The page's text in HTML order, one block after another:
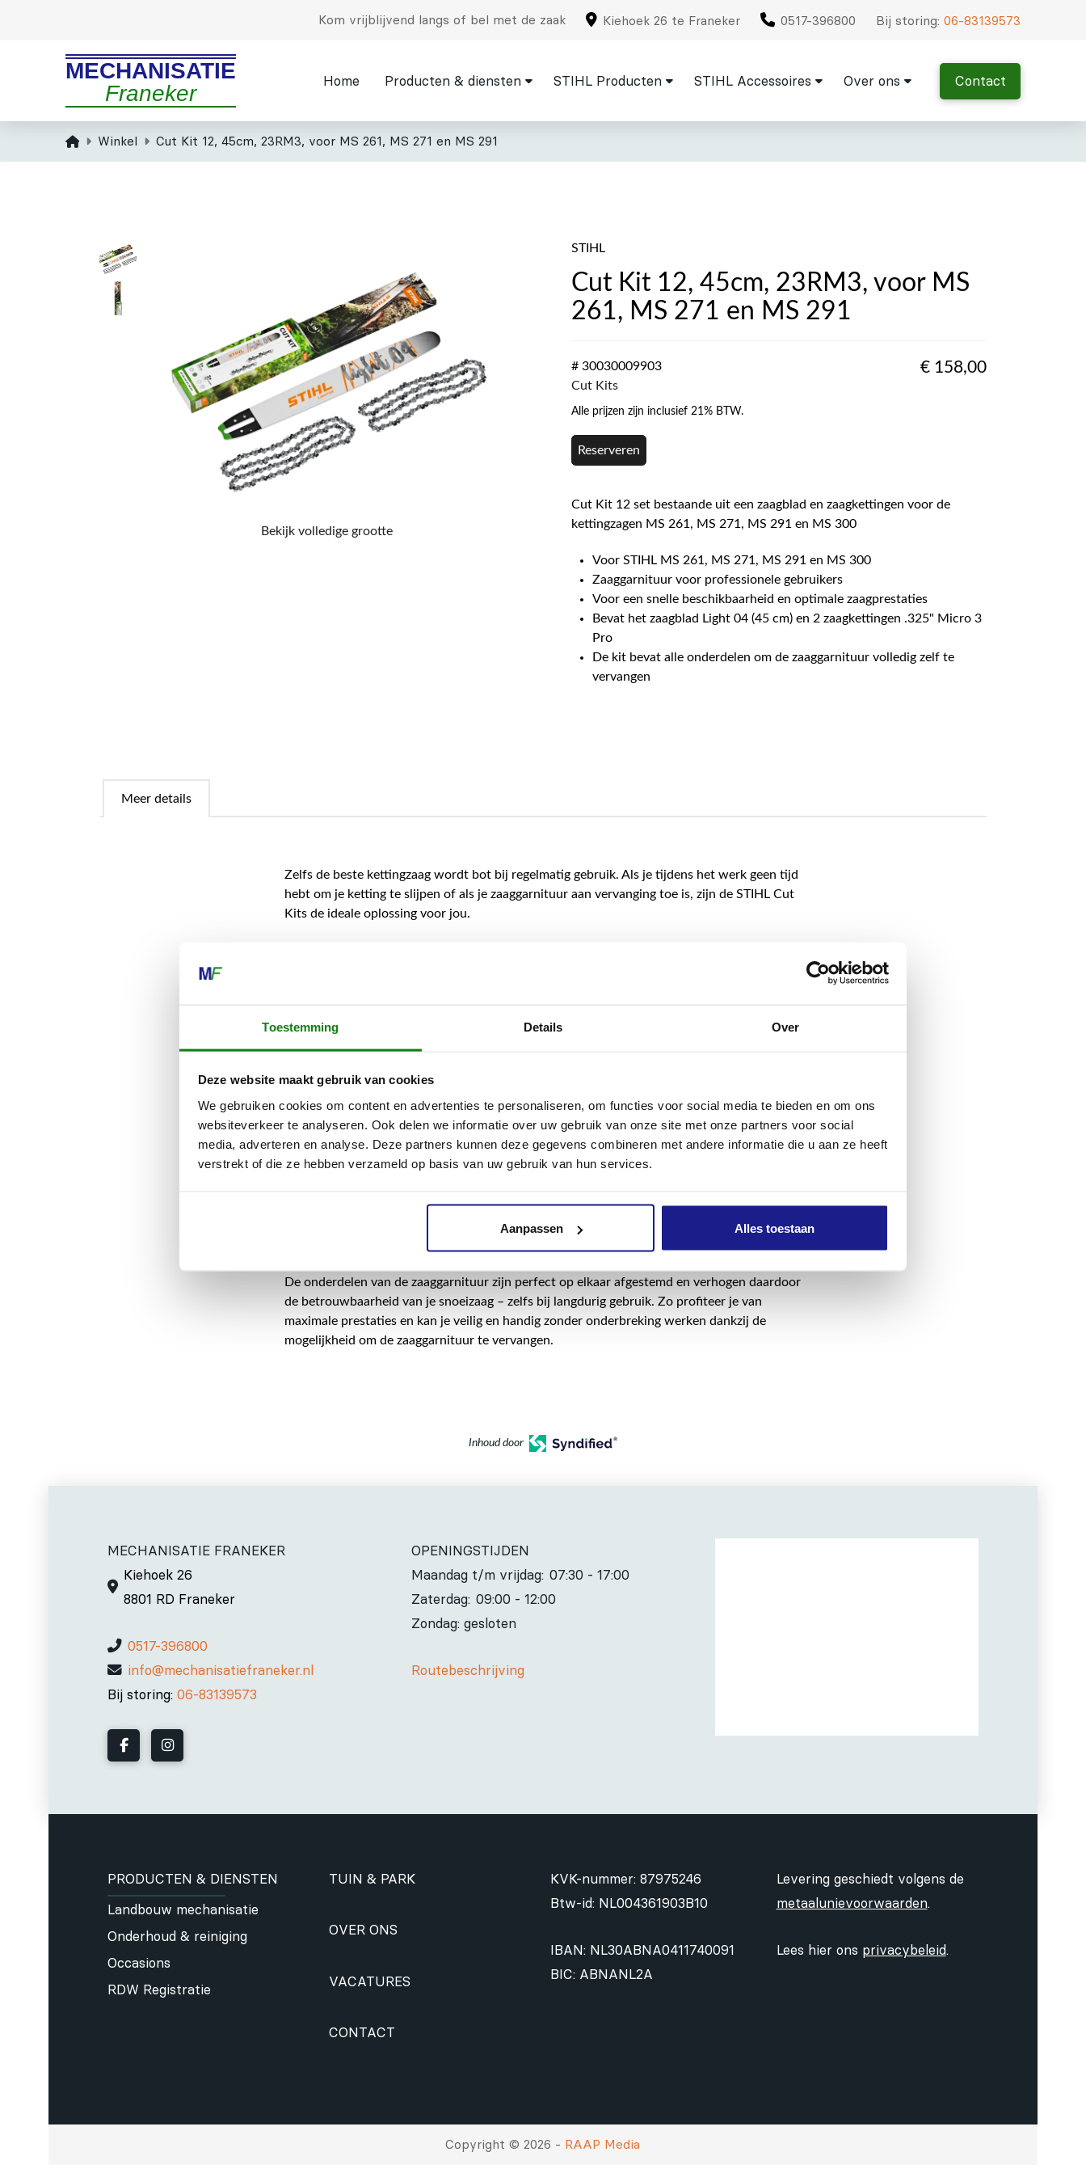
Toestemming Details Over
Deze website maakt gebruik van cookies
We gebruiken cookies om content en advertenties te personaliseren, om functies voor social media te bieden en om ons
websiteverkeer te analyseren. Ook delen we informatie over uw gebruik van onze site met onze partners voor social
media, adverteren en analyse. Deze partners kunnen deze gegevens combineren met andere informatie die u aan ze heeft
verstrekt of die ze hebben verzameld op basis van uw gebruik van hun services.
Aanpassen Alles toestaan
Kom vrijblijvend langs of bel met de zaak Kiehoek 26 te Franeker 0517-396800 Bij storing:06-83139573
MECHANISATIE
Franeker
Home Producten & diensten STIHL Producten STIHL Accessoires Over ons Contact
HomeWinkel Cut Kit 12, 45cm, 23RM3, voor MS 261, MS 271 en MS 291
Bekijk volledige grootte
STIHL
Cut Kit 12, 45cm, 23RM3, voor MS
261, MS 271 en MS 291
# 30030009903
Cut Kits
€ 158,00
Alle prijzen zijn inclusief 21% BTW.
Reserveren
Cut Kit 12 set bestaande uit een zaagblad en zaagkettingen voor de
kettingzagen MS 261, MS 271, MS 291 en MS 300
Voor STIHL MS 261, MS 271, MS 291 en MS 300
Zaaggarnituur voor professionele gebruikers
Voor een snelle beschikbaarheid en optimale zaagprestaties
Bevat het zaagblad Light 04 (45 cm) en 2 zaagkettingen .325" Micro 3
Pro
De kit bevat alle onderdelen om de zaaggarnituur volledig zelf te
vervangen
Meer details
Zelfs de beste kettingzaag wordt bot bij regelmatig gebruik. Als je tijdens het werk geen tijd
hebt om je ketting te slijpen of als je zaaggarnituur aan vervanging toe is, zijn de STIHL Cut
Kits de ideale oplossing voor jou.
QR-code op de verpakking van je Cut Kit.
onderdelen voor het vervangen van je zaaggarnituur:
Het ultradunne zaagblad STIHL Light 04 biedt je hoge steekprestaties. Het is gemakkelijk te
hanteren en versoepelt het gebruik van de kettingzaag. Dankzij zijn lage gewicht ontlast het
zaagblad je tijdens het werk met je kettingzaag en kan je snel vooruitgang boeken met taken
ketting met halve beitelbetanding biedt een hoge zaagkwaliteit en precieze zaagsneden met
de kettingzaag. Zo kan je gemakkelijk en veilig bomen of dikkere takken zagen met weinig
De onderdelen van de zaaggarnituur zijn perfect op elkaar afgestemd en verhogen daardoor
de betrouwbaarheid van je snoeizaag – zelfs bij langdurig gebruik. Zo profiteer je van
maximale prestaties en kan je veilig en handig zonder onderbreking werken dankzij de
mogelijkheid om de zaaggarnituur te vervangen.
Inhoud door
MECHANISATIE FRANEKER
Kiehoek 26
8801 RD Franeker
0517-396800
info@mechanisatiefraneker.nl
Bij storing:06-83139573
OPENINGSTIJDEN
Maandag t/m vrijdag: 07:30 - 17:00
Zaterdag: 09:00 - 12:00
Zondag: gesloten
Routebeschrijving
PRODUCTEN & DIENSTEN
Landbouw mechanisatie
Onderhoud & reiniging
Occasions
RDW Registratie
TUIN & PARK
OVER ONS
VACATURES
CONTACT
KVK-nummer: 87975246
Btw-id: NL004361903B10
IBAN: NL30ABNA0411740091
BIC: ABNANL2A
Levering geschiedt volgens de
metaalunievoorwaarden.
Lees hier ons privacybeleid.
Copyright © 2026 - RAAP Media